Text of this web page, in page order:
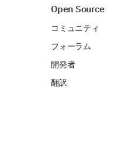
Open Source
コミュニティ
フォーラム
開発者
翻訳